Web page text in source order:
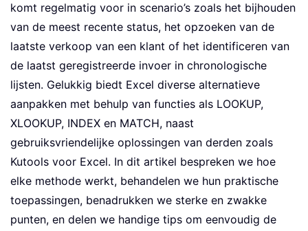
komt regelmatig voor in scenario’s zoals het bijhouden
van de meest recente status, het opzoeken van de
laatste verkoop van een klant of het identificeren van
de laatst geregistreerde invoer in chronologische
lijsten. Gelukkig biedt Excel diverse alternatieve
aanpakken met behulp van functies als LOOKUP,
XLOOKUP, INDEX en MATCH, naast
gebruiksvriendelijke oplossingen van derden zoals
Kutools voor Excel. In dit artikel bespreken we hoe
elke methode werkt, behandelen we hun praktische
toepassingen, benadrukken we sterke en zwakke
punten, en delen we handige tips om eenvoudig de